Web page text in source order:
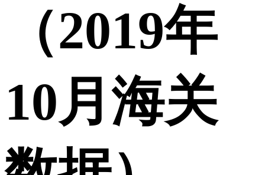
（2019年
10月海关